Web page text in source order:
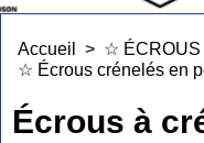
Accueil > ☆ ÉCROUS
☆ Écrous crénelés en
Écrous à